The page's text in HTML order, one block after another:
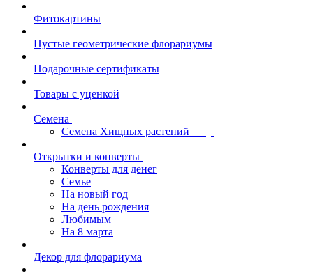
Фитокартины
Пустые геометрические флорариумы
Подарочные сертификаты
Товары с уценкой
Семена
Семена Хищных растений
Открытки и конверты
Конверты для денег
Семье
На новый год
На день рождения
Любимым
На 8 марта
Декор для флорариума